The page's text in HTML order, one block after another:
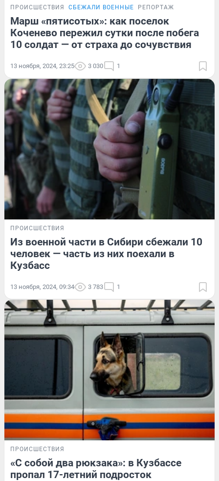
ПРОИСШЕСТВИЯ СБЕЖАЛИ ВОЕННЫЕ РЕПОРТАЖ
Марш «пятисотых»: как поселок
Коченево пережил сутки после побега
10 солдат — от страха до сочувствия
13 ноября, 2024, 23:25 3 030 1
ПРОИСШЕСТВИЯ
Из военной части в Сибири сбежали 10
человек — часть из них поехали в
Кузбасс
13 ноября, 2024, 09:34 3 783 1
ПРОИСШЕСТВИЯ
«С собой два рюкзака»: в Кузбассе
пропал 17-летний подросток